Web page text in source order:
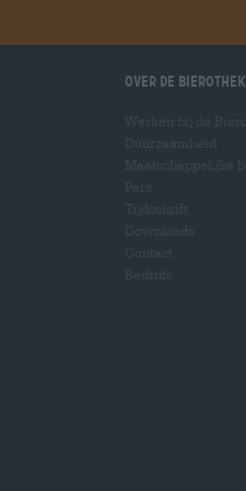
Over de Bierothek